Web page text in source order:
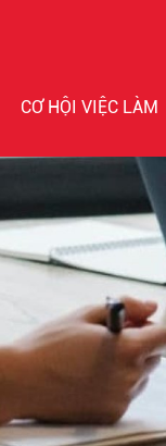
CƠ HỘI VIỆC LÀM